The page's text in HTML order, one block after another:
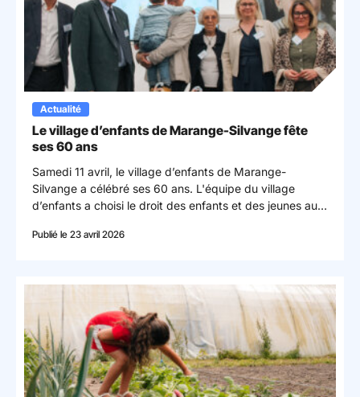
Actualité
Le village d’enfants de Marange-Silvange fête
ses 60 ans
Samedi 11 avril, le village d’enfants de Marange-
Silvange a célébré ses 60 ans. L'équipe du village
d’enfants a choisi le droit des enfants et des jeunes aux
cette journée. © Manon GANDER
Publié le 23 avril 2026